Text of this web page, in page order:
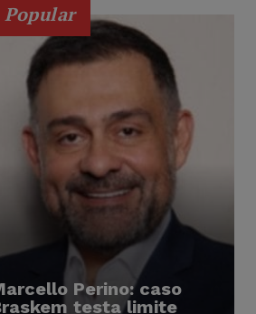
Popular
Perino: caso
testa limite